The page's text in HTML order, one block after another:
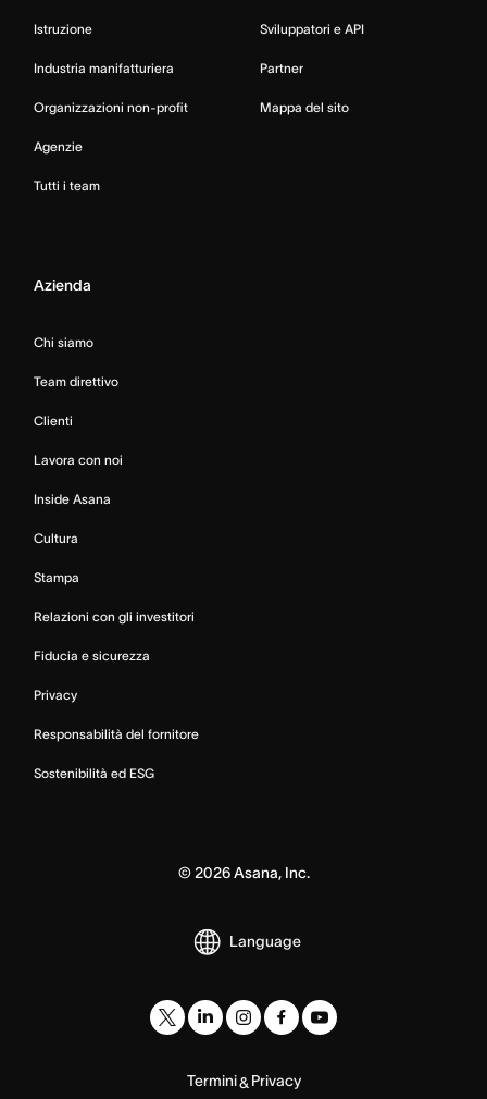
Istruzione
Industria manifatturiera
Organizzazioni non-profit
Agenzie
Tutti i team
Sviluppatori e API
Partner
Mappa del sito
Azienda
Chi siamo
Team direttivo
Clienti
Lavora con noi
Inside Asana
Cultura
Stampa
Relazioni con gli investitori
Fiducia e sicurezza
Privacy
Responsabilità del fornitore
Sostenibilità ed ESG
©2026Asana, Inc.
Language
Termini& Privacy